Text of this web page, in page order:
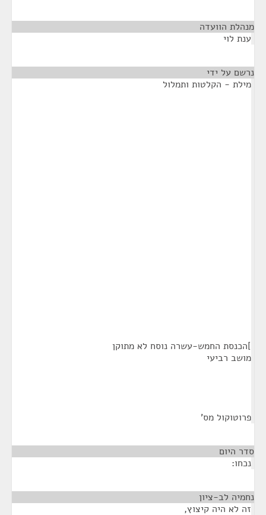
מנהלת הוועדה
ענת לוי
נרשם על ידי
מילת - הקלטות ותמלול
]הכנסת החמש-עשרה נוסח לא מתוקן
מושב רביעי
פרוטוקול מס'
סדר היום
נכחו:
נחמיה לב-ציון
זה לא היה קיצוץ,